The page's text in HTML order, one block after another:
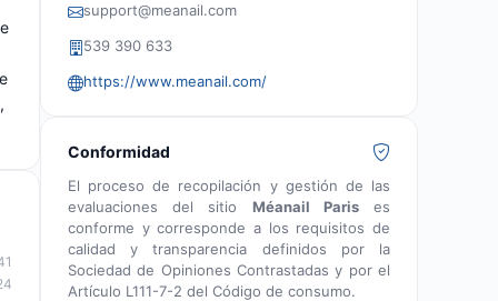
support@meanail.com
539 390 633
https://www.meanail.com/
Conformidad
El proceso de recopilación y gestión de las
evaluaciones del sitio Méanail Parises
conforme y corresponde a los requisitos de
calidad y transparencia definidos por la
Sociedad de Opiniones Contrastadas y por el
Artículo L111-7-2 del Código de consumo.